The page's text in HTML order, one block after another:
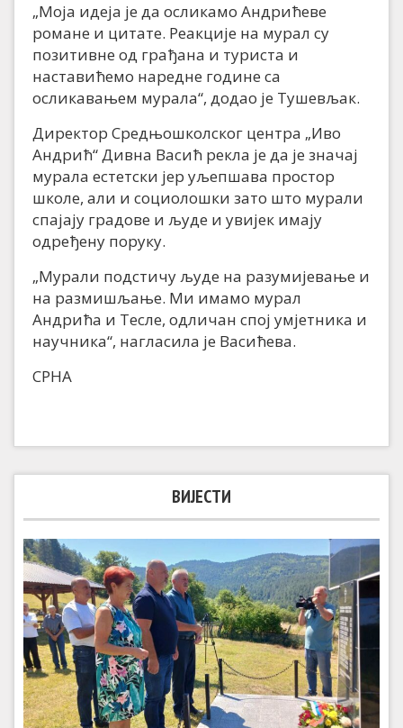
„Моја идеја је да осликамо Андрићеве
романе и цитате. Реакције на мурал су
позитивне од грађана и туриста и
наставићемо наредне године са
осликавањем мурала“, додао је Тушевљак.
Директор Средњошколског центра „Иво
Андрић“ Дивна Васић рекла је да је значај
мурала естетски јер уљепшава простор
школе, али и социолошки зато што мурали
спајају градове и људе и увијек имају
одређену поруку.
„Мурали подстичу људе на разумијевање и
на размишљање. Ми имамо мурал
Андрића и Тесле, одличан спој умјетника и
научника“, нагласила је Васићева.
СРНА
ВИЈЕСТИ